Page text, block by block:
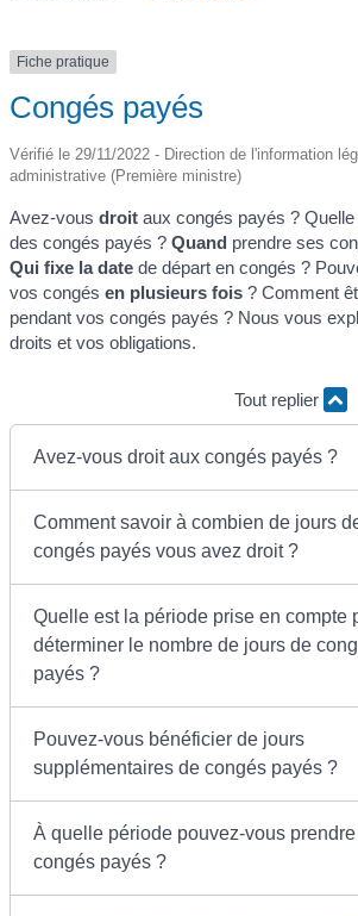
Fiche pratique
Congés payés
Vérifié le 29/11/2022 - Direction de l'information
administrative (Première ministre)
Avez-vousdroit aux congés payés ?
des congés payés ?Quand prendre ses
Qui fixe la date de départ en congés ?
vos congésen plusieurs fois ? Comment
pendant vos congés payés ? Nous vous
droits et vos obligations.
Tout replier
Avez-vous droit aux congés payés ?
Comment savoir à combien de jours
congés payés vous avez droit ?
Quelle est la période prise en compte
déterminer le nombre de jours de
payés ?
Pouvez-vous bénéficier de jours
supplémentaires de congés payés ?
À quelle période pouvez-vous
congés payés ?